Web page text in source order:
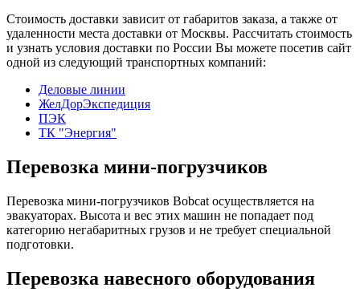
Стоимость доставки зависит от габаритов заказа, а также от
удаленности места доставки от Москвы. Рассчитать стоимость
и узнать условия доставки по России Вы можете посетив сайт
одной из следующий транспортных компаний:
Деловые линии
ЖелДорЭкспедиция
ПЭК
ТК "Энергия"
Перевозка мини-погрузчиков
Перевозка мини-погрузчиков Bobcat осуществляется на
эвакуаторах. Высота и вес этих машин не попадает под
категорию негабаритных грузов и не требует специальной
подготовки.
Перевозка навесного оборудования